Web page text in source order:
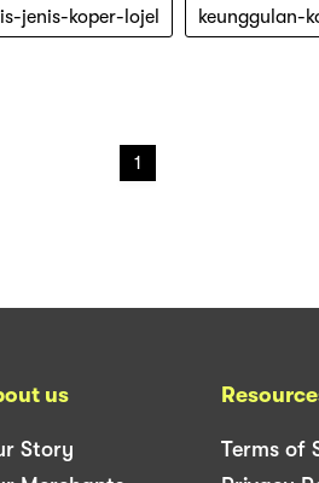
jenis-koper-lojel
1
us
Story
Terms of